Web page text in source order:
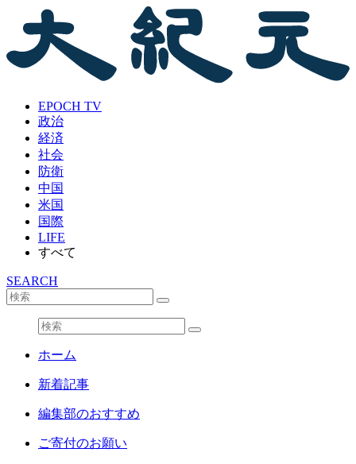
EPOCH TV
政治
経済
社会
防衛
中国
米国
国際
LIFE
すべて
SEARCH
ホーム
新着記事
編集部のおすすめ
ご寄付のお願い